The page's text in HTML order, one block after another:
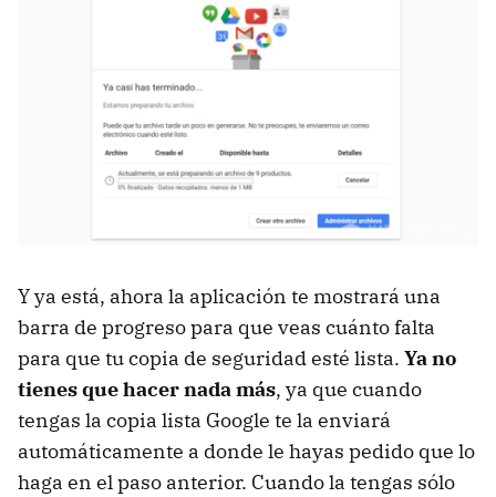
Y ya está, ahora la aplicación te mostrará una
barra de progreso para que veas cuánto falta
para que tu copia de seguridad esté lista. Ya no
tienes que hacer nada más, ya que cuando
tengas la copia lista Google te la enviará
automáticamente a donde le hayas pedido que lo
haga en el paso anterior. Cuando la tengas sólo